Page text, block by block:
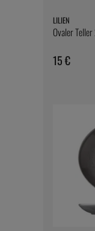
LILIEN
Ovaler
15 €